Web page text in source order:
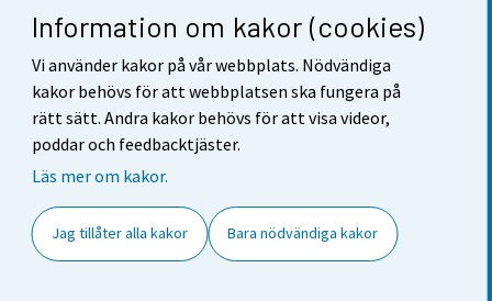
Information om kakor (cookies)
Vi använder kakor på vår webbplats. Nödvändiga
kakor behövs för att webbplatsen ska fungera på
rätt sätt. Andra kakor behövs för att visa videor,
poddar och feedbacktjäster.
Läs mer om kakor.
Jag tillåter alla kakor Bara nödvändiga kakor
Respons
Användarvillkor
Dataskydd
Tillgänglighet
Cookie-inställningar